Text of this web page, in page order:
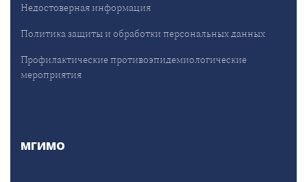
Недостоверная информация
Политика защиты и обработки персональных данных
Профилактические противоэпидемиологические
мероприятия
МГИМО